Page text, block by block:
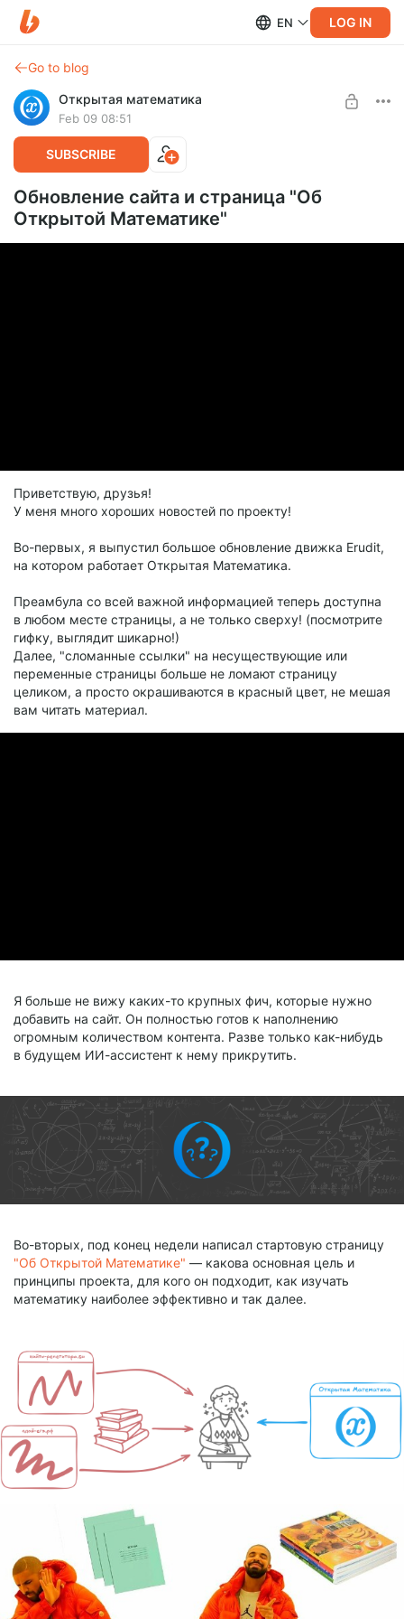
EN LOG IN
Go to blog
Открытая математика
Feb 09 08:51
SUBSCRIBE
Обновление сайта и страница "Об
Открытой Математике"
Приветствую, друзья!
У меня много хороших новостей по проекту!
Во-первых, я выпустил большое обновление движка Erudit,
на котором работает Открытая Математика.
Преамбула со всей важной информацией теперь доступна
в любом месте страницы, а не только сверху! (посмотрите
гифку, выглядит шикарно!)
Далее, "сломанные ссылки" на несуществующие или
переменные страницы больше не ломают страницу
целиком, а просто окрашиваются в красный цвет, не мешая
вам читать материал.
Я больше не вижу каких-то крупных фич, которые нужно
добавить на сайт. Он полностью готов к наполнению
огромным количеством контента. Разве только как-нибудь
в будущем ИИ-ассистент к нему прикрутить.
Во-вторых, под конец недели написал стартовую страницу
"Об Открытой Математике" — какова основная цель и
принципы проекта, для кого он подходит, как изучать
математику наиболее эффективно и так далее.